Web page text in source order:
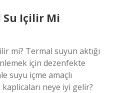
Içilir Mi
mi? Termal suyun aktığı
için dezenfekte
suyu içme amaçlı
neye iyi gelir?